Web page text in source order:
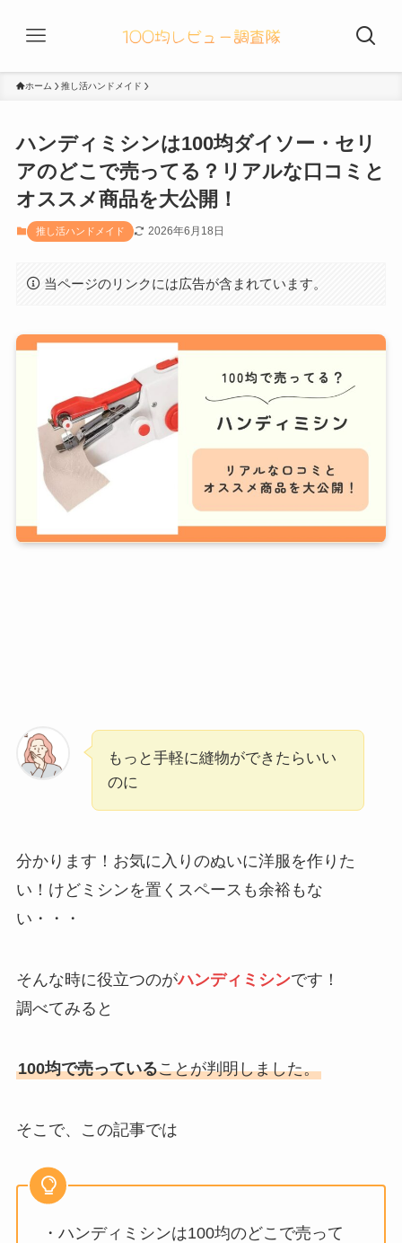
ホーム 推し活ハンドメイド
ハンディミシンは100均ダイソー・セリ
アのどこで売ってる？リアルな口コミと
オススメ商品を大公開！
推し活ハンドメイド 2026年6月18日
当ページのリンクには広告が含まれています。
もっと手軽に縫物ができたらいい
のに
分かります！お気に入りのぬいに洋服を作りた
い！けどミシンを置くスペースも余裕もな
い・・・
そんな時に役立つのがハンディミシンです！
調べてみると
100均で売っていることが判明しました。
そこで、この記事では
・ハンディミシンは100均のどこで売って